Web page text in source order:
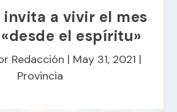
invita a vivir el mes
el espíritu»
Redacción | May 31, 2021 |
Provincia